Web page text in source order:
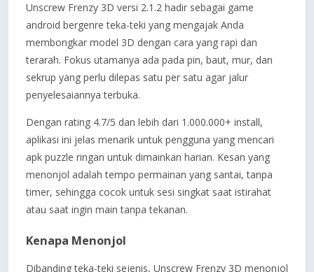
Unscrew Frenzy 3D versi 2.1.2 hadir sebagai game
android bergenre teka-teki yang mengajak Anda
membongkar model 3D dengan cara yang rapi dan
terarah. Fokus utamanya ada pada pin, baut, mur, dan
sekrup yang perlu dilepas satu per satu agar jalur
penyelesaiannya terbuka.
Dengan rating 4.7/5 dan lebih dari 1.000.000+ install,
aplikasi ini jelas menarik untuk pengguna yang mencari
apk puzzle ringan untuk dimainkan harian. Kesan yang
menonjol adalah tempo permainan yang santai, tanpa
timer, sehingga cocok untuk sesi singkat saat istirahat
atau saat ingin main tanpa tekanan.
Kenapa Menonjol
Dibanding teka-teki sejenis, Unscrew Frenzy 3D menonjol